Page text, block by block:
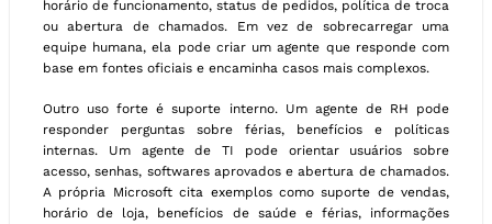
horário de funcionamento, status de pedidos, política de troca
ou abertura de chamados. Em vez de sobrecarregar uma
equipe humana, ela pode criar um agente que responde com
base em fontes oficiais e encaminha casos mais complexos.
Outro uso forte é suporte interno. Um agente de RH pode
responder perguntas sobre férias, benefícios e políticas
internas. Um agente de TI pode orientar usuários sobre
acesso, senhas, softwares aprovados e abertura de chamados.
A própria Microsoft cita exemplos como suporte de vendas,
horário de loja, benefícios de saúde e férias, informações